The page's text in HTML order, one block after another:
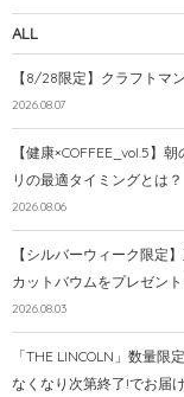
ALL
【8/28限定】クラフトマ
2026.08.07
【健康×COFFEE_vol.5】
リの最適タイミングとは？
2026.08.06
【シルバーウィーク限定
カットバウムをプレゼント
2026.08.03
「THE LINCOLN」数量
なくなり次第終了!でお届